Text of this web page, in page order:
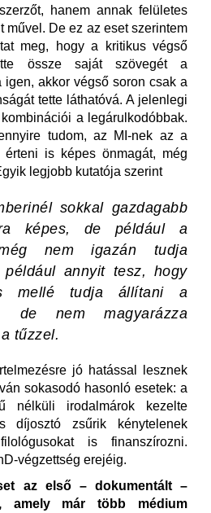
hanem annak felületes
művel. De ez az eset szerintem
meg, hogy a kritikus végső
össze saját szövegét a
igen, akkor végső soron csak a
tette láthatóvá. A jelenlegi
a legárulkodóbbak.
tudom, az MI-nek az a
érteni is képes önmagát, még
legjobb kutatója szerint
sokkal gazdagabb
képes, de például a
nem igazán tudja
például annyit tesz, hogy
mellé tudja állítani a
de nem magyarázza
tűzzel.
jó hatással lesznek
sokasodó hasonló esetek: a
nélküli irodalmárok kezelte
díjosztó zsűrik kénytelenek
is finanszírozni.
végzettség erejéig.
az első – dokumentált –
amely már több médium